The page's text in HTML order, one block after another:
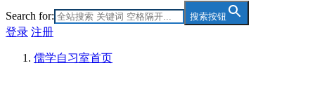
Search for: 搜索按钮
登录 注册
儒学自习室首页